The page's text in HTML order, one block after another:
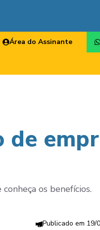
Área do Assinante
os benefícios.
19/